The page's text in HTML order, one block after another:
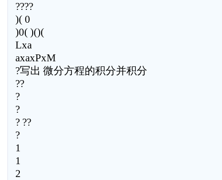
????
)( 0
)0( )()(
Lxa
axaxPxM
?写出 微分方程的积分并积分
??
?
?
? ??
?
1
1
2